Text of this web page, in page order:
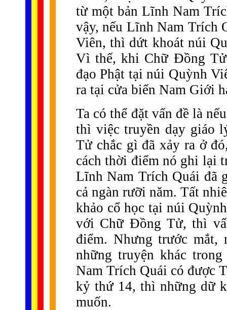
từ một bản Lĩnh Nam
vậy, nếu Lĩnh Nam Trích
Viên, thì dứt khoát núi
Vì thế, khi Chữ Đồng Tử
đạo Phật tại núi Quỳnh
ra tại cửa biển Nam Giới
Ta có thể đặt vấn đề là
thì việc truyền dạy giáo
Tử chắc gì đã xảy ra ở
cách thời điểm nó ghi lại
Lĩnh Nam Trích Quái đã
cả ngàn rưỡi năm. Tất
khảo cổ học tại núi
với Chữ Đồng Tử, thì
điểm. Nhưng trước mắt,
những truyện khác
Nam Trích Quái có được
kỷ thứ 14, thì những dữ
muốn.